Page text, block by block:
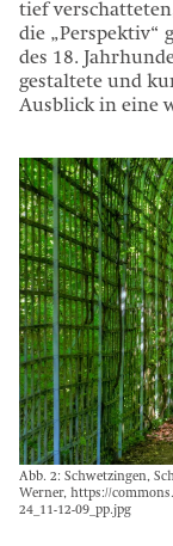
tief
die „Perspektiv“
des 18.
gestaltete und
Ausblick in eine
Abb. 2: Schwetzingen,
Werner, https://
24_11-12-09_pp.jpg